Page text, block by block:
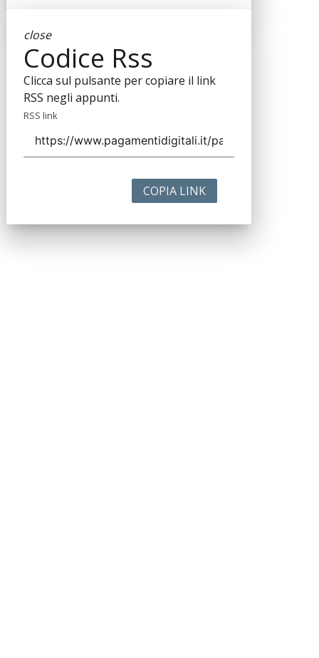
close
Codice Rss
Clicca sul pulsante per copiare il link
RSS negli appunti.
RSS link
COPIA LINK